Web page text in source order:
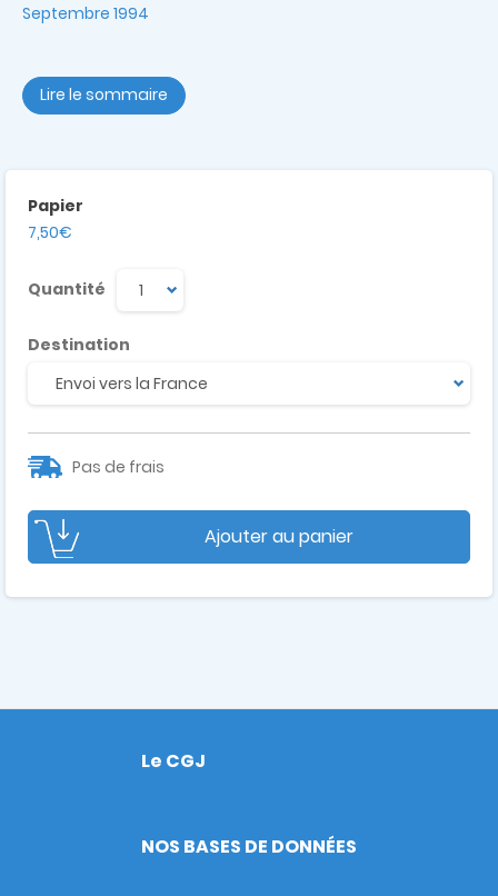
Septembre 1994
Lire le sommaire
Papier
7,50€
Quantité
Destination
Pas de frais
Ajouter au panier
Footer
Le CGJ
NOS BASES DE DONNÉES